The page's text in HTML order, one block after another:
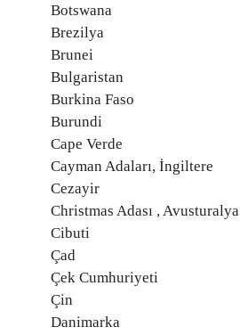
Botswana
Brezilya
Brunei
Bulgaristan
Burkina Faso
Burundi
Cape Verde
Cayman Adaları, İngiltere
Cezayir
Christmas Adası , Avusturalya
Cibuti
Çad
Çek Cumhuriyeti
Çin
Danimarka